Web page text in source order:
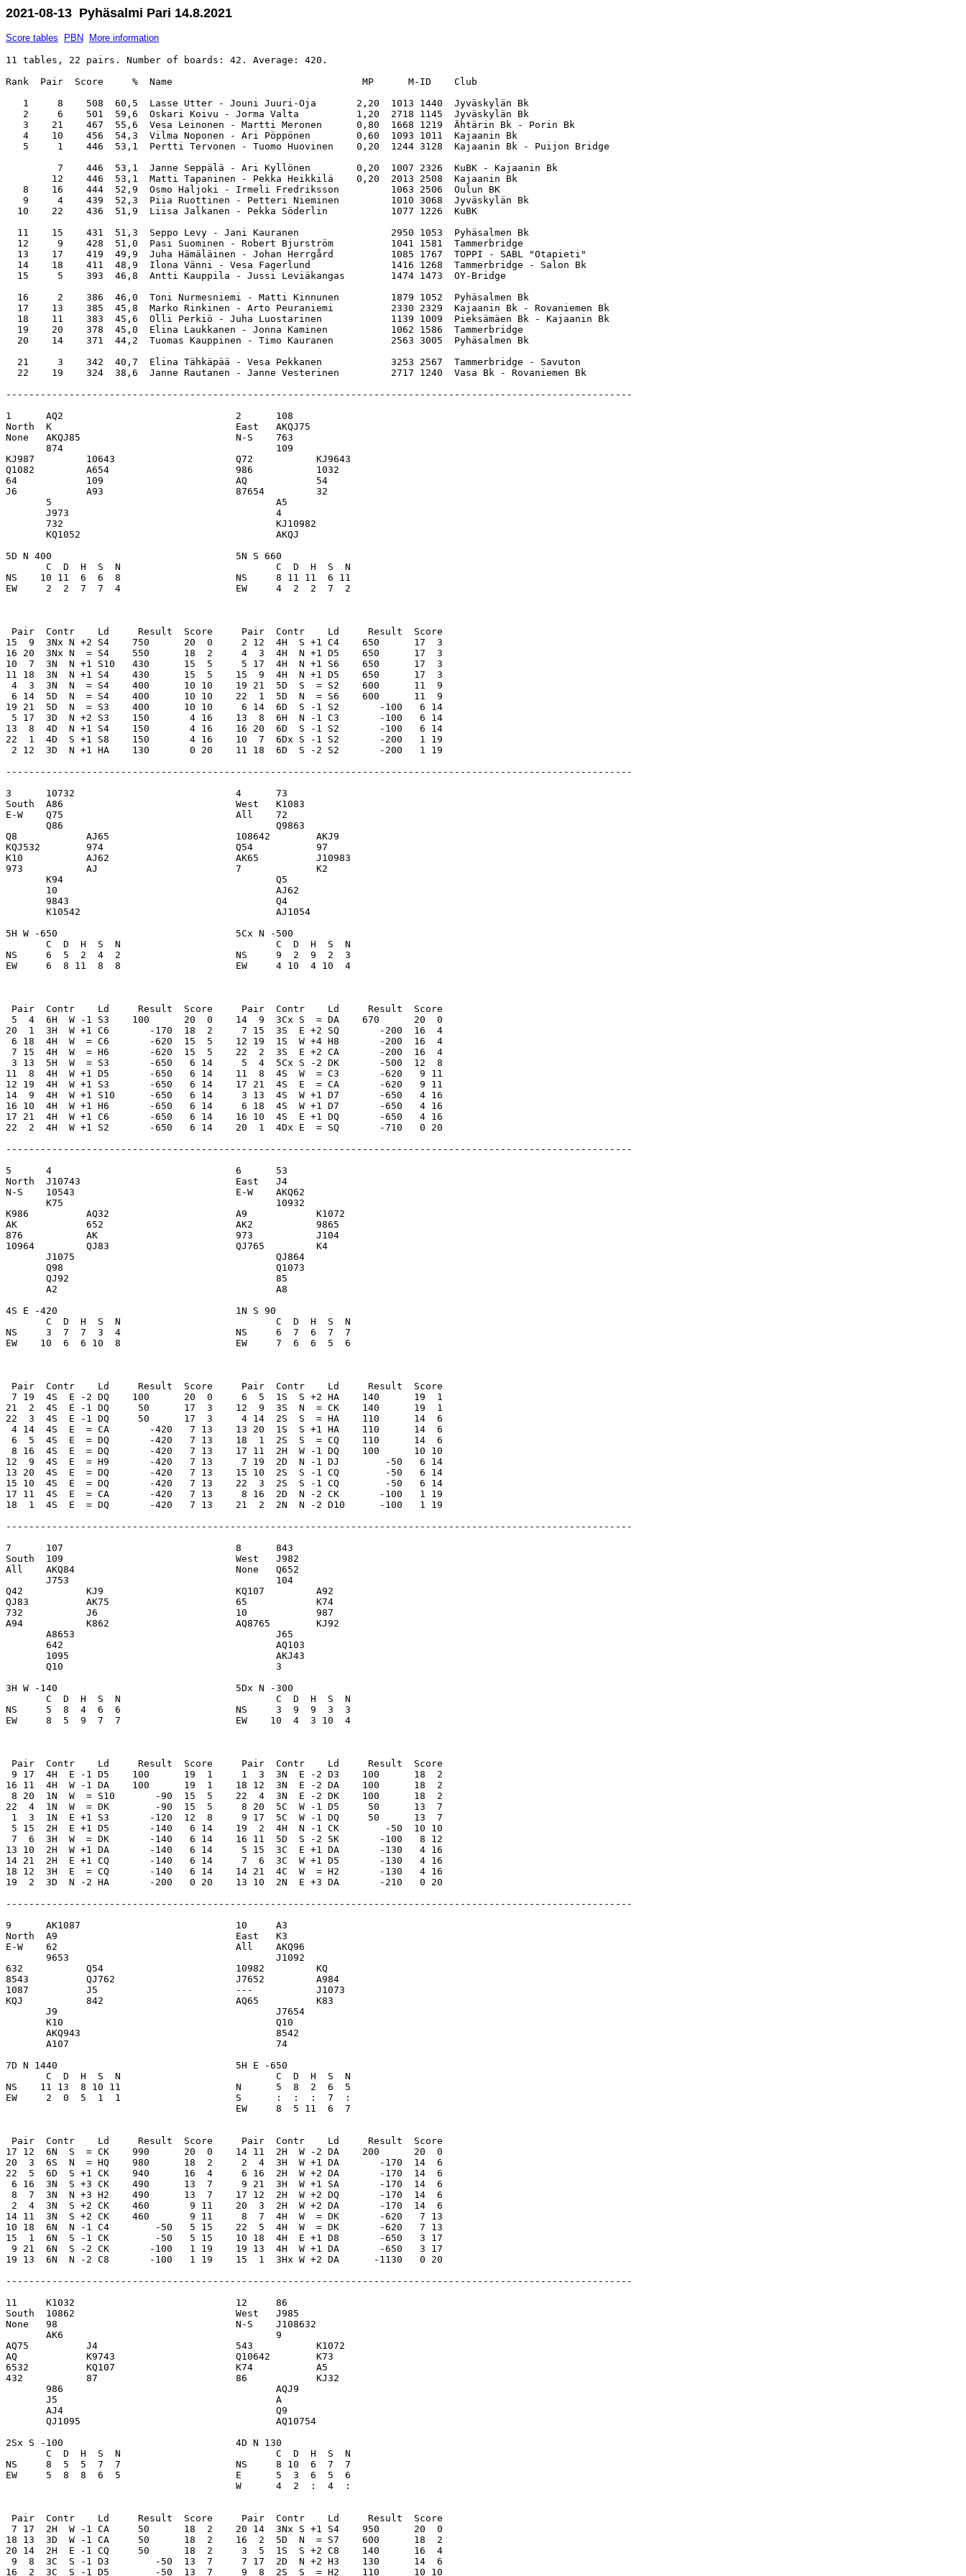
2021-08-13 Pyhäsalmi Pari 14.8.2021
Score tables PBN More information
11 tables, 22 pairs. Number of boards: 42. Average: 420.
Rank  Pair  Score     %  Name                                 MP      M-ID    Club
   1     8    508  60,5  Lasse Utter - Jouni Juuri-Oja       2,20  1013 1440  Jyväskylän Bk
   2     6    501  59,6  Oskari Koivu - Jorma Valta          1,20  2718 1145  Jyväskylän Bk
   3    21    467  55,6  Vesa Leinonen - Martti Meronen      0,80  1668 1219  Ähtärin Bk - Porin Bk
   4    10    456  54,3  Vilma Noponen - Ari Pöppönen        0,60  1093 1011  Kajaanin Bk
   5     1    446  53,1  Pertti Tervonen - Tuomo Huovinen    0,20  1244 3128  Kajaanin Bk - Puijon Bridge
         7    446  53,1  Janne Seppälä - Ari Kyllönen        0,20  1007 2326  KuBK - Kajaanin Bk
        12    446  53,1  Matti Tapaninen - Pekka Heikkilä    0,20  2013 2508  Kajaanin Bk
   8    16    444  52,9  Osmo Haljoki - Irmeli Fredriksson         1063 2506  Oulun BK
   9     4    439  52,3  Piia Ruottinen - Petteri Nieminen         1010 3068  Jyväskylän Bk
  10    22    436  51,9  Liisa Jalkanen - Pekka Söderlin           1077 1226  KuBK
  11    15    431  51,3  Seppo Levy - Jani Kauranen                2950 1053  Pyhäsalmen Bk
  12     9    428  51,0  Pasi Suominen - Robert Bjurström          1041 1581  Tammerbridge
  13    17    419  49,9  Juha Hämäläinen - Johan Herrgård          1085 1767  TOPPI - SABL "Otapieti"
  14    18    411  48,9  Ilona Vänni - Vesa Fagerlund              1416 1268  Tammerbridge - Salon Bk
  15     5    393  46,8  Antti Kauppila - Jussi Leviäkangas        1474 1473  OY-Bridge
  16     2    386  46,0  Toni Nurmesniemi - Matti Kinnunen         1879 1052  Pyhäsalmen Bk
  17    13    385  45,8  Marko Rinkinen - Arto Peuraniemi          2330 2329  Kajaanin Bk - Rovaniemen Bk
  18    11    383  45,6  Olli Perkiö - Juha Luostarinen            1139 1009  Pieksämäen Bk - Kajaanin Bk
  19    20    378  45,0  Elina Laukkanen - Jonna Kaminen           1062 1586  Tammerbridge
  20    14    371  44,2  Tuomas Kauppinen - Timo Kauranen          2563 3005  Pyhäsalmen Bk
  21     3    342  40,7  Elina Tähkäpää - Vesa Pekkanen            3253 2567  Tammerbridge - Savuton